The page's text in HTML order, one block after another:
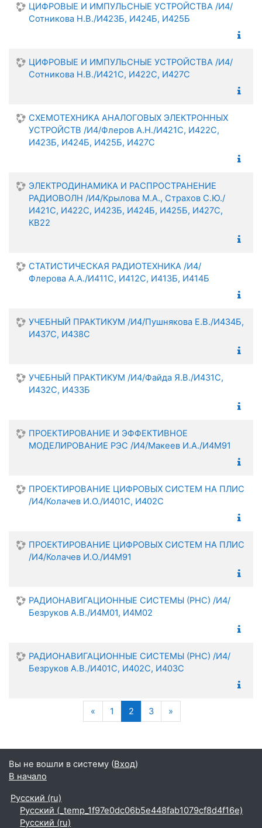
ЦИФРОВЫЕ И ИМПУЛЬСНЫЕ УСТРОЙСТВА /И4/
Сотникова Н.В./И423Б, И424Б, И425Б
ЦИФРОВЫЕ И ИМПУЛЬСНЫЕ УСТРОЙСТВА /И4/
Сотникова Н.В./И421С, И422С, И427С
СХЕМОТЕХНИКА АНАЛОГОВЫХ ЭЛЕКТРОННЫХ
УСТРОЙСТВ /И4/Флеров А.Н./И421С, И422С,
И423Б, И424Б, И425Б, И427С
ЭЛЕКТРОДИНАМИКА И РАСПРОСТРАНЕНИЕ
РАДИОВОЛН /И4/Крылова М.А., Страхов С.Ю./
И421С, И422С, И423Б, И424Б, И425Б, И427С,
КВ22
СТАТИСТИЧЕСКАЯ РАДИОТЕХНИКА /И4/
Флерова А.А./И411С, И412С, И413Б, И414Б
УЧЕБНЫЙ ПРАКТИКУМ /И4/Пушнякова Е.В./И434Б,
И437С, И438С
УЧЕБНЫЙ ПРАКТИКУМ /И4/Файда Я.В./И431С,
И432С, И433Б
ПРОЕКТИРОВАНИЕ И ЭФФЕКТИВНОЕ
МОДЕЛИРОВАНИЕ РЭС /И4/Макеев И.А./И4М91
ПРОЕКТИРОВАНИЕ ЦИФРОВЫХ СИСТЕМ НА ПЛИС
/И4/Колачев И.О./И401С, И402С
ПРОЕКТИРОВАНИЕ ЦИФРОВЫХ СИСТЕМ НА ПЛИС
/И4/Колачев И.О./И4М91
РАДИОНАВИГАЦИОННЫЕ СИСТЕМЫ (РНС) /И4/
Безруков А.В./И4М01, И4М02
РАДИОНАВИГАЦИОННЫЕ СИСТЕМЫ (РНС) /И4/
Безруков А.В./И401С, И402С, И403С
« Предыдущая страница
1 2 (текущая)
3 »
Вы не вошли в систему (Вход)
В начало
Русский ‎(ru)‎
Русский ‎(_temp_1f97e0dc06b5e448fab1079cf8d4f16e)‎
Русский ‎(ru)‎